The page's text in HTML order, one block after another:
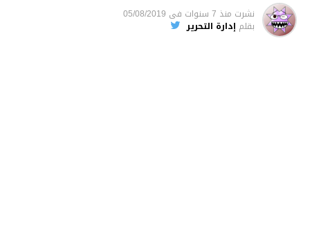
نشرت منذ 7 سنوات فى 05/08/2019
بقلم إدارة التحرير